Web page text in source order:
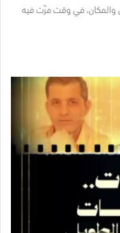
والمكان، في وقت مرّت فيه